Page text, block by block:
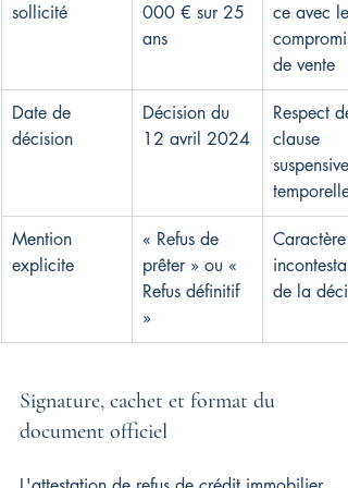
sollicité
000 € sur 25
ans
ce avec le
compromis
de vente
Date de
décision
Décision du
12 avril 2024
Respect
clause
suspensive
temporelle
Mention
explicite
« Refus de
prêter » ou «
Refus définitif
»
Caractère
de la
Signature, cachet et format du
document officiel